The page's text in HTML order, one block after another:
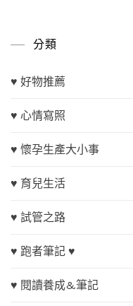
分類
♥ 好物推薦
♥ 心情寫照
♥ 懷孕生產大小事
♥ 育兒生活
♥ 試管之路
♥ 跑者筆記 ♥
♥ 閱讀養成&筆記